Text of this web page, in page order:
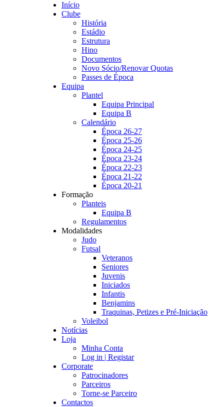
Início
Clube
História
Estádio
Estrutura
Hino
Documentos
Novo Sócio/Renovar Quotas
Passes de Época
Equipa
Plantel
Equipa Principal
Equipa B
Calendário
Época 26-27
Época 25-26
Época 24-25
Época 23-24
Época 22-23
Época 21-22
Época 20-21
Formação
Planteis
Equipa B
Regulamentos
Modalidades
Judo
Futsal
Veteranos
Seniores
Juvenis
Iniciados
Infantis
Benjamins
Traquinas, Petizes e Pré-Iniciação
Voleibol
Notícias
Loja
Minha Conta
Log in | Registar
Corporate
Patrocinadores
Parceiros
Torne-se Parceiro
Contactos